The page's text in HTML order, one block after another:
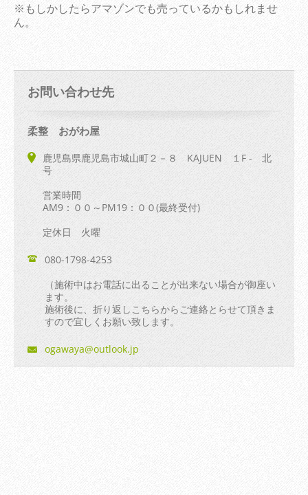
※もしかしたらアマゾンでも売っているかもしれませ
ん。
お問い合わせ先
柔整 おがわ屋
鹿児島県鹿児島市城山町２－８ KAJUEN １F - 北
号
営業時間
AM9：００～PM19：００(最終受付)
定休日 火曜
080-1798-4253
（施術中はお電話に出ることが出来ない場合が御座い
ます。
施術後に、折り返しこちらからご連絡とらせて頂きま
すので宜しくお願い致します。
ogawaya@outlook.jp